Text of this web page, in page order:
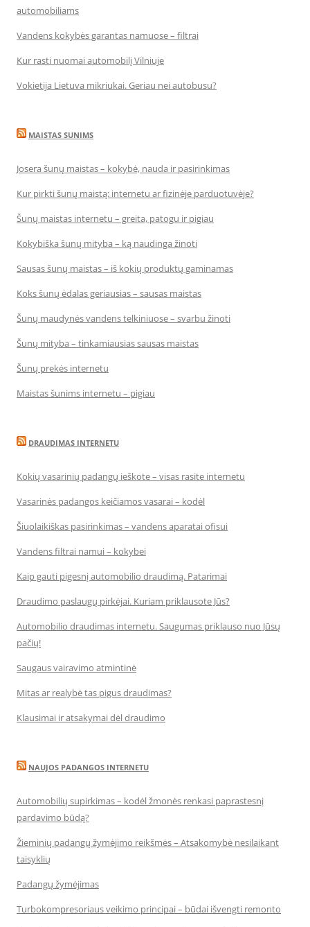
automobiliams
Vandens kokybės garantas namuose – filtrai
Kur rasti nuomai automobilį Vilniuje
Vokietija Lietuva mikriukai. Geriau nei autobusu?
MAISTAS SUNIMS
Josera šunų maistas – kokybė, nauda ir pasirinkimas
Kur pirkti šunų maistą: internetu ar fizinėje parduotuvėje?
Šunų maistas internetu – greita, patogu ir pigiau
Kokybiška šunų mityba – ką naudinga žinoti
Sausas šunų maistas – iš kokių produktų gaminamas
Koks šunų ėdalas geriausias – sausas maistas
Šunų maudynės vandens telkiniuose – svarbu žinoti
Šunų mityba – tinkamiausias sausas maistas
Šunų prekės internetu
Maistas šunims internetu – pigiau
DRAUDIMAS INTERNETU
Kokių vasarinių padangų ieškote – visas rasite internetu
Vasarinės padangos keičiamos vasarai – kodėl
Šiuolaikiškas pasirinkimas – vandens aparatai ofisui
Vandens filtrai namui – kokybei
Kaip gauti pigesnį automobilio draudimą. Patarimai
Draudimo paslaugų pirkėjai. Kuriam priklausote Jūs?
Automobilio draudimas internetu. Saugumas priklauso nuo Jūsų
pačių!
Saugaus vairavimo atmintinė
Mitas ar realybė tas pigus draudimas?
Klausimai ir atsakymai dėl draudimo
NAUJOS PADANGOS INTERNETU
Automobilių supirkimas – kodėl žmonės renkasi paprastesnį
pardavimo būdą?
Žieminių padangų žymėjimo reikšmės – Atsakomybė nesilaikant
taisyklių
Padangų žymėjimas
Turbokompresoriaus veikimo principai – būdai išvengti remonto